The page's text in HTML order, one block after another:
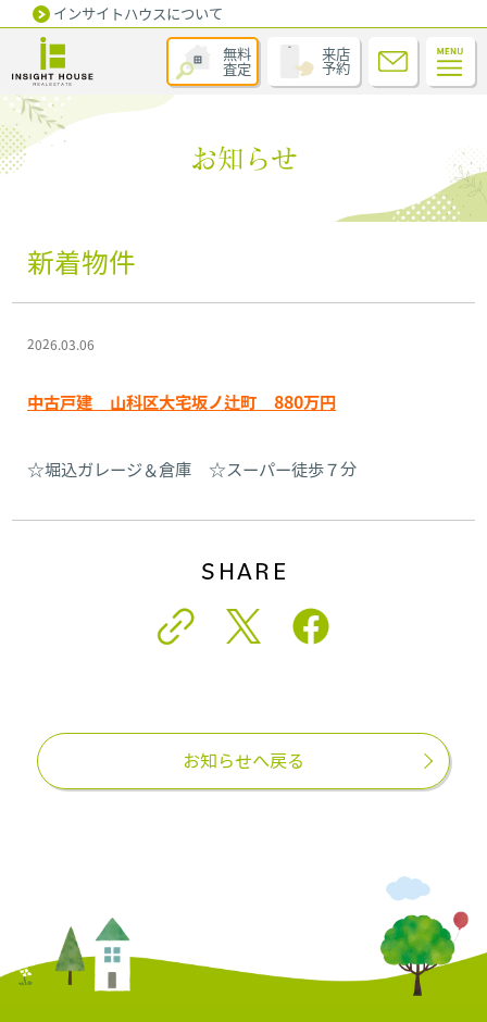
無料
査定
来店
予約
インサイトハウスについて
お知らせ
新着物件
2026.03.06
中古戸建 山科区大宅坂ノ辻町 880万円
☆堀込ガレージ＆倉庫 ☆スーパー徒歩７分
SHARE
お知らせへ戻る